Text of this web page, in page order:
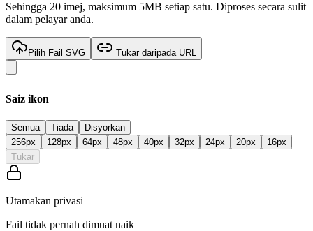
Sehingga 20 imej, maksimum 5MB setiap satu. Diproses secara sulit
dalam pelayar anda.
Pilih Fail SVG Tukar daripada URL
Saiz ikon
Semua Tiada
Disyorkan
256px 128px 64px 48px 40px 32px 24px 20px 16px
Tukar
Utamakan privasi
Fail tidak pernah dimuat naik